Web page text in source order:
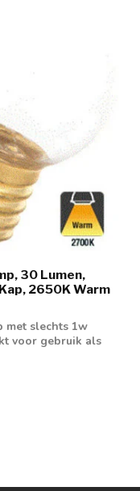
30 Lumen,
2650K Warm
met slechts 1w
voor gebruik als